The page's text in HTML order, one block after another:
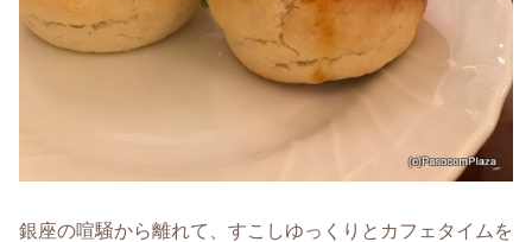
銀座の喧騒から離れて、すこしゆっくりとカフェタイムを